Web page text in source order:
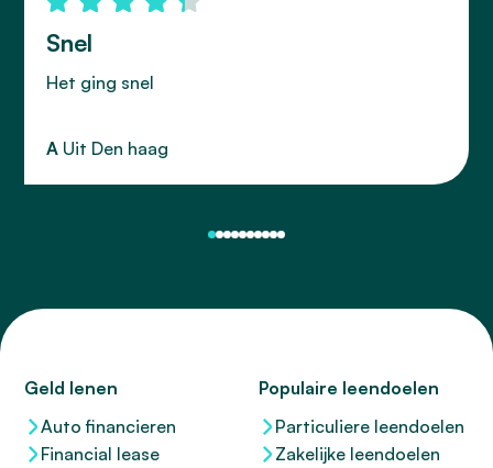
Snel
Het ging snel
A Uit Den haag
Geld lenen
Auto financieren
Financial lease
Populaire leendoelen
Particuliere leendoelen
Zakelijke leendoelen